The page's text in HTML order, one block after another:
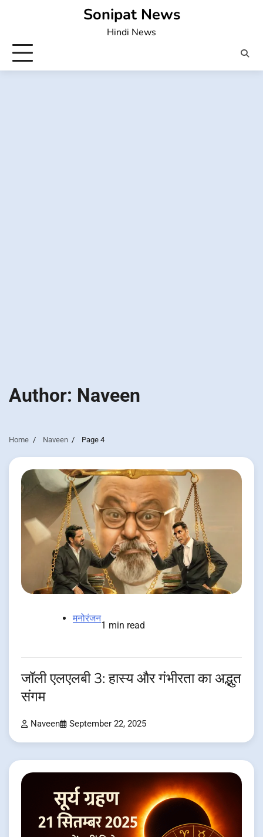
Sonipat News
Hindi News
Author: Naveen
Home Naveen Page 4
मनोरंजन
1 min read
जॉली एलएलबी 3: हास्य और गंभीरता का अद्भुत
संगम
Naveen September 22, 2025